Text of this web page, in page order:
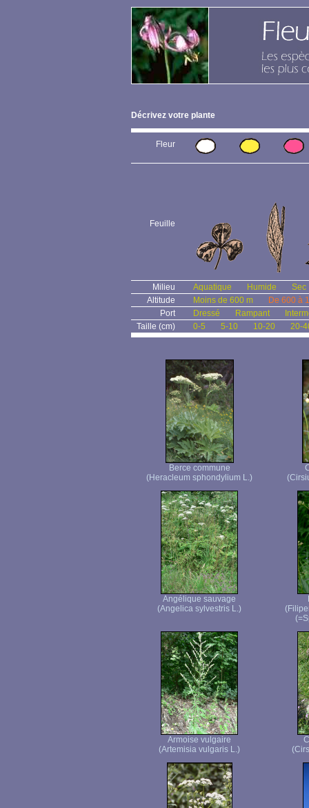
Décrivez votre plante
Fleur
Feuille
Milieu Aquatique Humide
Sec
Altitude
Moins de 600 m
De 600 à
Port
Dressé Rampant
Taille (cm)
0-5 5-10 10-20 20-
Berce commune
(Heracleum sphondylium L.)
Angélique sauvage
(Angelica sylvestris L.)
Armoise vulgaire
(Artemisia vulgaris L.)